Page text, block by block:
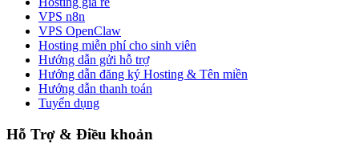
VPS n8n
VPS OpenClaw
Hosting miễn phí cho sinh viên
Hướng dẫn gửi hỗ trợ
Hướng dẫn đăng ký Hosting & Tên miền
Hướng dẫn thanh toán
Tuyển dụng
Hỗ Trợ & Điều khoản